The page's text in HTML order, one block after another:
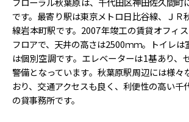
です。最寄り駅は東京メトロ日比谷線、ＪＲ
線岩本町駅です。2007年竣工の賃貸オフィ
フロアで、天井の高さは2500ｍｍ。トイレは
は個別空調です。エレベーターは1基あり、
警備となっています。秋葉原駅周辺には様々
おり、交通アクセスも良く、利便性の高い千
の貸事務所です。